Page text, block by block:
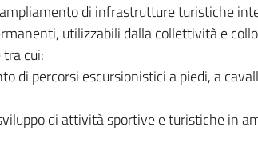
di infrastrutture turistiche
utilizzabili dalla collettività e
cui:
di percorsi escursionistici a piedi, a
di attività sportive e turistiche in